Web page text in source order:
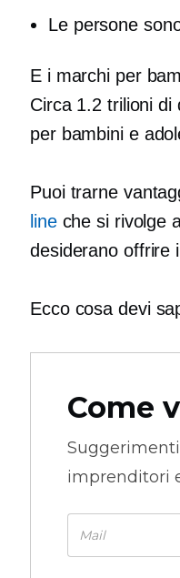
Le persone
E i marchi per
Circa 1.2 trilioni di
per bambini e
Puoi trarne
lineche si rivolge
desiderano offrire
Ecco cosa devi
Come
imprenditori